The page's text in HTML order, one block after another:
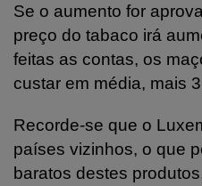
Se o aumento for
preço do tabaco irá
feitas as contas, os
custar em média, mais
Recorde-se que o
países vizinhos, o que
baratos destes